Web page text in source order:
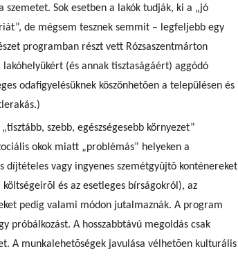
szemetet. Sok esetben a lakók tudják, ki a „jó
de mégsem tesznek semmit – legfeljebb egy
programban részt vett Rózsaszentmárton
(és annak tisztaságáért) aggódó
odafigyelésüknek köszönhetõen a településen és
szebb, egészségesebb környezet”
okok miatt „problémás” helyeken a
díjtételes vagy ingyenes szemétgyûjtõ konténereket
és az esetleges bírságokról), az
pedig valami módon jutalmaznák. A program
próbálkozást. A hosszabbtávú megoldás csak
A munkalehetõségek javulása vélhetõen kulturális